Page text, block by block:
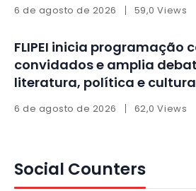
6 de agosto de 2026 59,0 Views
FLIPEI inicia programação
convidados e amplia
literatura, política e cultura
6 de agosto de 2026 62,0 Views
Social Counters